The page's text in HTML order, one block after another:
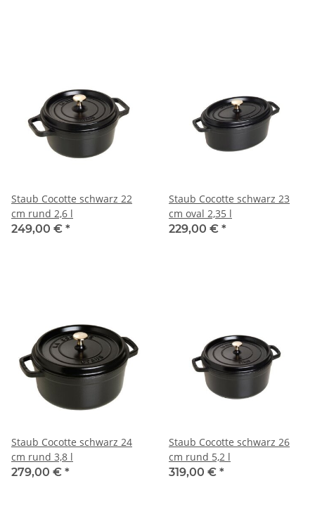
Staub Cocotte schwarz 22
cm rund 2,6 l
249,00 € *
Staub Cocotte schwarz 23
cm oval 2,35 l
229,00 € *
Staub Cocotte schwarz 24
cm rund 3,8 l
279,00 € *
Staub Cocotte schwarz 26
cm rund 5,2 l
319,00 € *